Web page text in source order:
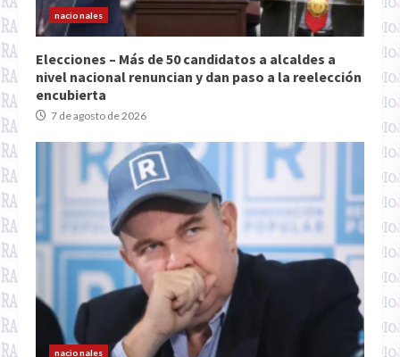
nacionales
Elecciones – Más de 50 candidatos a alcaldes a
nivel nacional renuncian y dan paso a la reelección
encubierta
7 de agosto de 2026
nacionales